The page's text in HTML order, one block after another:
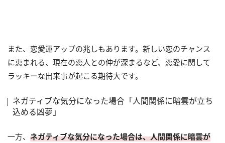
また、恋愛運アップの兆しもあります。新しい恋のチャンス
に恵まれる、現在の恋人との仲が深まるなど、恋愛に関して
ラッキーな出来事が起こる期待大です。
ネガティブな気分になった場合「人間関係に暗雲が立ち
込める凶夢」
一方、 ネガティブな気分になった場合は、人間関係に暗雲が